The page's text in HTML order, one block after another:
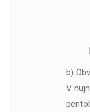
b)
V